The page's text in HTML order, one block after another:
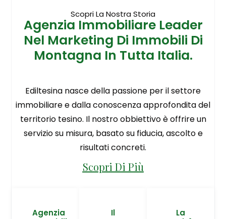
Scopri La Nostra Storia
Agenzia Immobiliare Leader
Nel Marketing Di Immobili Di
Montagna In Tutta Italia.
Ediltesina nasce della passione per il settore
immobiliare e dalla conoscenza approfondita del
territorio tesino. Il nostro obbiettivo è offrire un
servizio su misura, basato su fiducia, ascolto e
risultati concreti.
Scopri Di Più
Agenzia
Il
La